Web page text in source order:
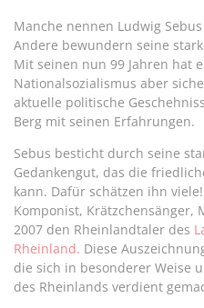
Manche nennen Ludwig
Andere bewundern seine
Mit seinen nun 99 Jahren hat
Nationalsozialismus aber
aktuelle politische
Berg mit seinen Erfahrungen.
Sebus besticht durch seine
Gedankengut, das die
kann. Dafür schätzen ihn
Komponist, Krätzchensänger,
2007 den Rheinlandtaler des
Rheinland. Diese
die sich in besonderer Weise
des Rheinlands verdient